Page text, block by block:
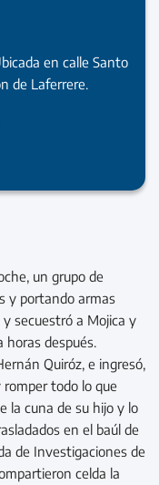
en calle Santo
de Laferrere.
un grupo de
y portando armas
y secuestró a Mojica y
horas después.
Quiróz, e ingresó,
todo lo que
la cuna de su hijo y lo
en el baúl de
de Investigaciones de
celda la